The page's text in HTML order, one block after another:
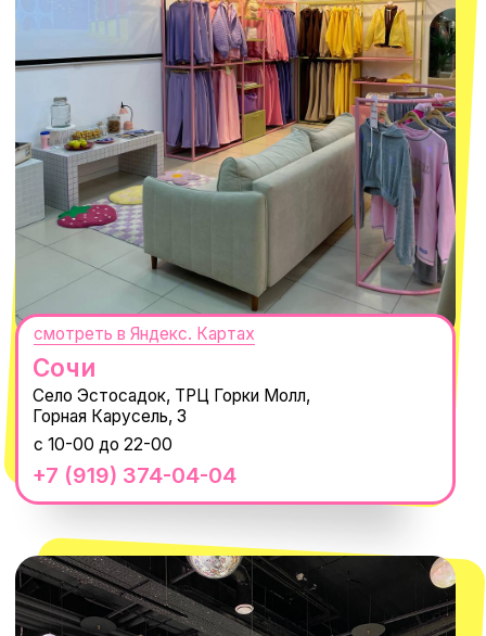
+7 (932) 602-41-15
ТРК «Европолис Ростокино»
ул. Проспект Мира, 211 к2
с 10-00 до 22-00
смотреть в Яндекс.Картах
ПОКУПАТЕЛЯМ
О КОМПАНИИ
Нажимая "Подписаться", вы соглашаетесь с Политикой обработки
персональных данных
Согласием на рассылку электронных
сообщений
СЕКРЕТНЫЕ ПРОМОКОДЫ, ПРИГЛАШЕНИЯ
НА МЕРОПРИЯТИЯ И АНОНСЫ НОВИНОК
РАНЬШЕ ВСЕХ
@MACROCOSM_STORE
MACROCOSM
14'000+ подписчиков в нашем Telegram-канале